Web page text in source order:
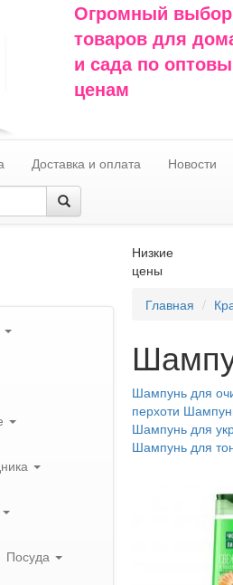
Огромный выбор
товаров для
и сада по
ценам
Доставка и оплата Новости
Низкие
цены
Посуда
Главная
Шампунь для
перхоти
Шампунь для
Шампунь для